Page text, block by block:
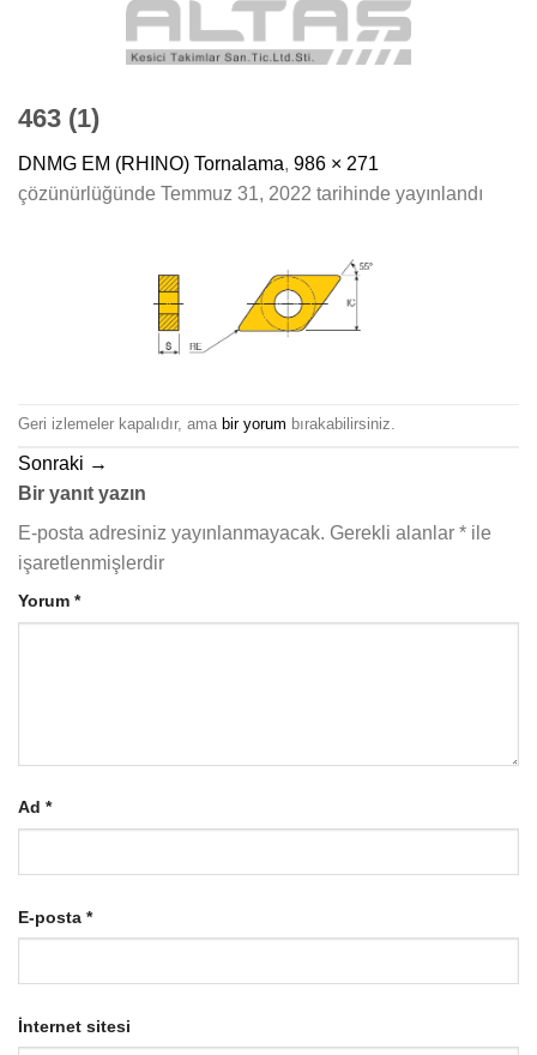
463 (1)
DNMG EM (RHINO) Tornalama, 986 × 271
çözünürlüğünde Temmuz 31, 2022 tarihinde yayınlandı
Geri izlemeler kapalıdır, ama bir yorum bırakabilirsiniz.
Sonraki →
Bir yanıt yazın
E-posta adresiniz yayınlanmayacak. Gerekli alanlar * ile
işaretlenmişlerdir
Yorum *
Ad *
E-posta *
İnternet sitesi